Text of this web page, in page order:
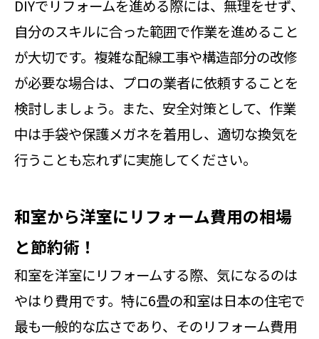
DIYでリフォームを進める際には、無理をせず、
自分のスキルに合った範囲で作業を進めること
が大切です。複雑な配線工事や構造部分の改修
が必要な場合は、プロの業者に依頼することを
検討しましょう。また、安全対策として、作業
中は手袋や保護メガネを着用し、適切な換気を
行うことも忘れずに実施してください。
和室から洋室にリフォーム費用の相場
と節約術！
和室を洋室にリフォームする際、気になるのは
やはり費用です。特に6畳の和室は日本の住宅で
最も一般的な広さであり、そのリフォーム費用